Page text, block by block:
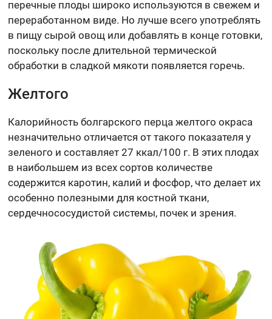
перечные плоды широко используются в свежем и
переработанном виде. Но лучше всего употреблять
в пищу сырой овощ или добавлять в конце готовки,
поскольку после длительной термической
обработки в сладкой мякоти появляется горечь.
Желтого
Калорийность болгарского перца желтого окраса
незначительно отличается от такого показателя у
зеленого и составляет 27 ккал/100 г. В этих плодах
в наибольшем из всех сортов количестве
содержится каротин, калий и фосфор, что делает их
особенно полезными для костной ткани,
сердечнососудистой системы, почек и зрения.